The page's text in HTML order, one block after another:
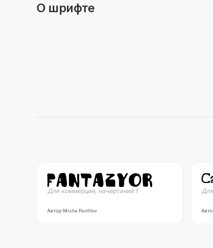
О шрифте
Для коммерции, начертаний:1
Автор:Misha Panfilov